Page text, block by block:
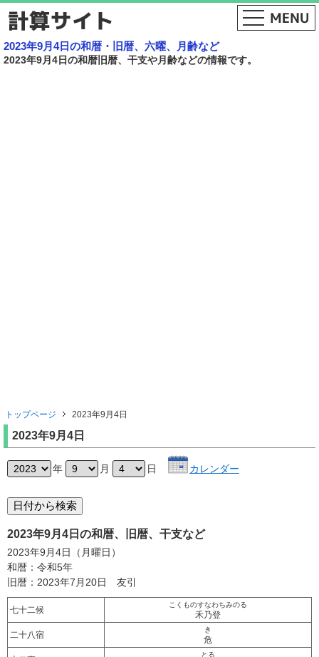
2023年9月4日の和暦・旧暦、六曜、月齢など
2023年9月4日の和暦旧暦、干支や月齢などの情報です。
トップページ 2023年9月4日
2023年9月4日
年 月 日 カレンダー
2023年9月4日の和暦、旧暦、干支など
2023年9月4日（月曜日）
和暦：令和5年
旧暦：2023年7月20日 友引
七十二候
こくものすなわちみのる
禾乃登
二十八宿
き
危
とる